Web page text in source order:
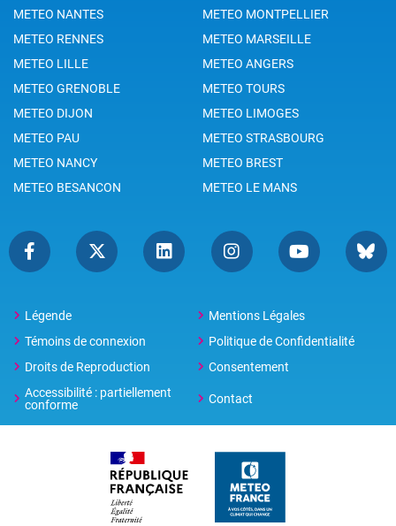
METEO NANTES
METEO MONTPELLIER
METEO RENNES
METEO MARSEILLE
METEO LILLE
METEO ANGERS
METEO GRENOBLE
METEO TOURS
METEO DIJON
METEO LIMOGES
METEO PAU
METEO STRASBOURG
METEO NANCY
METEO BREST
METEO BESANCON
METEO LE MANS
Légende
Mentions Légales
Témoins de connexion
Politique de Confidentialité
Droits de Reproduction
Consentement
Accessibilité : partiellement
conforme
Contact